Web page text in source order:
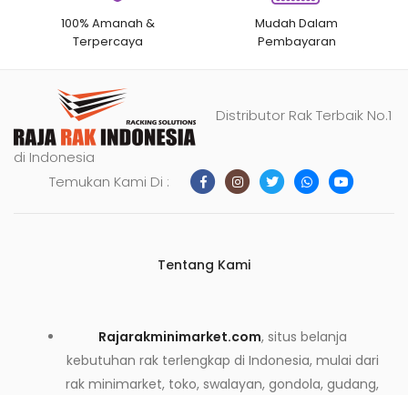
100% Amanah &
Terpercaya
Mudah Dalam
Pembayaran
Distributor Rak Terbaik No.1
di Indonesia
Temukan Kami Di :
Tentang Kami
Rajarakminimarket.com, situs belanja
kebutuhan rak terlengkap di Indonesia, mulai dari
rak minimarket, toko, swalayan, gondola, gudang,